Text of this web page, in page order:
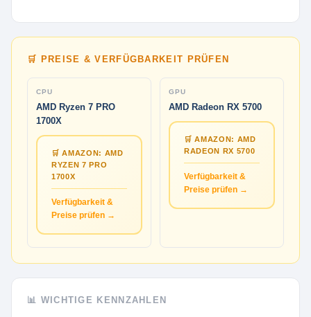
🛒 PREISE & VERFÜGBARKEIT PRÜFEN
CPU
AMD Ryzen 7 PRO
1700X
🛒 AMAZON: AMD
RYZEN 7 PRO
1700X
Verfügbarkeit &
Preise prüfen →
GPU
AMD Radeon RX 5700
🛒 AMAZON: AMD
RADEON RX 5700
Verfügbarkeit &
Preise prüfen →
📊 WICHTIGE KENNZAHLEN